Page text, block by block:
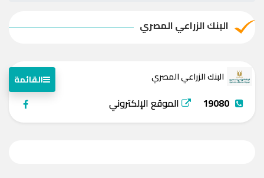
البنك الزراعي المصري
البنك الزراعي المصري القائمة
19080 الموقع الإلكتروني